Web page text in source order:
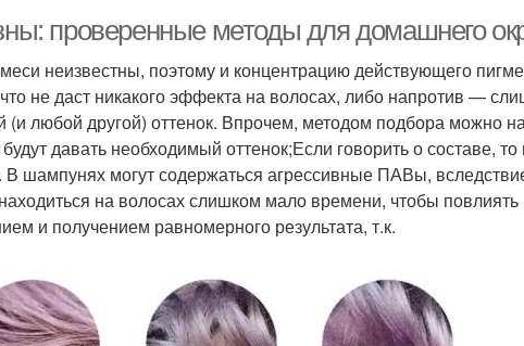
проверенные методы для домашнего
неизвестны, поэтому и концентрацию действующего
не даст никакого эффекта на волосах, либо напротив —
любой другой) оттенок. Впрочем, методом подбора можно
давать необходимый оттенок;Если говорить о составе, то
шампунях могут содержаться агрессивные ПАВы,
на волосах слишком мало времени, чтобы повлиять
и получением равномерного результата, т.к.